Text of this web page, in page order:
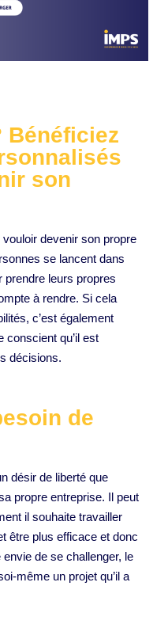
Bénéficiez
son
devenir son propre
se lancent dans
prendre leurs propres
à rendre. Si cela
c’est également
conscient qu’il est
décisions.
de
désir de liberté que
propre entreprise. Il peut
il souhaite travailler
être plus efficace et donc
de se challenger, le
même un projet qu’il a